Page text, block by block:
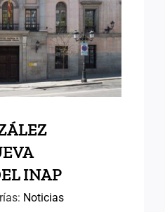
NUEVA
DEL INAP
INAP
Noticias